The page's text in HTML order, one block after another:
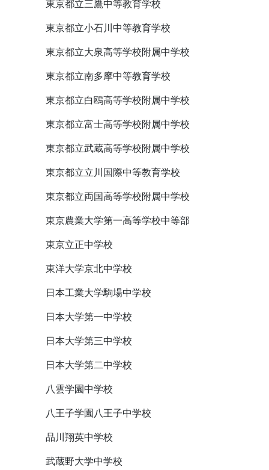
東京都立三鷹中等教育学校
東京都立小石川中等教育学校
東京都立大泉高等学校附属中学校
東京都立南多摩中等教育学校
東京都立白鴎高等学校附属中学校
東京都立富士高等学校附属中学校
東京都立武蔵高等学校附属中学校
東京都立立川国際中等教育学校
東京都立両国高等学校附属中学校
東京農業大学第一高等学校中等部
東京立正中学校
東洋大学京北中学校
日本工業大学駒場中学校
日本大学第一中学校
日本大学第三中学校
日本大学第二中学校
八雲学園中学校
八王子学園八王子中学校
品川翔英中学校
武蔵野大学中学校